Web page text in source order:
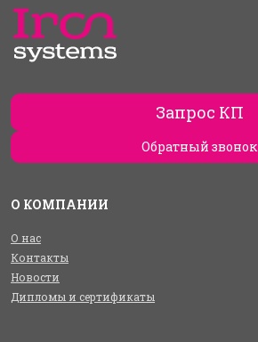
Запрос КП
Обратный звонок
О КОМПАНИИ
О нас
Контакты
Новости
Дипломы и сертификаты